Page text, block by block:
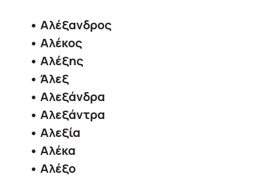
• Αλέξανδρος
• Αλέκος
• Αλέξης
• Άλεξ
• Αλεξάνδρα
• Αλεξάντρα
• Αλεξία
• Αλέκα
• Αλέξο